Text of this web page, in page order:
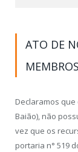
ATO DE
Declaramos que
Baião), não
vez que os
portaria n° 519